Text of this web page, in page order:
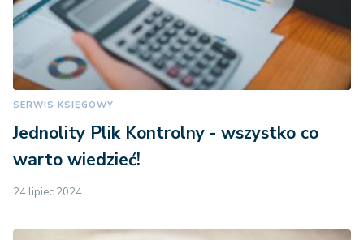
SERWIS KSIĘGOWY
Jednolity Plik Kontrolny - wszystko co
warto wiedzieć!
24 lipiec 2024